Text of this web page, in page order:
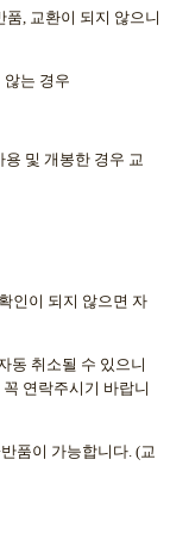
, 교환이 되지 않으니
않는 경우
및 개봉한 경우 교
인이 되지 않으면 자
동 취소될 수 있으니
연락주시기 바랍니
품이 가능합니다. (교